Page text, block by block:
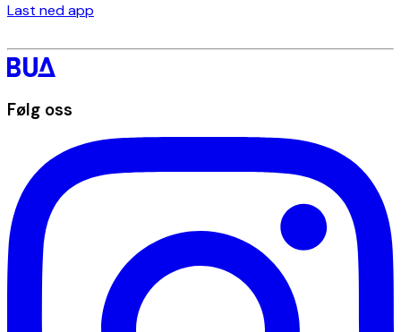
Last ned app
Følg oss